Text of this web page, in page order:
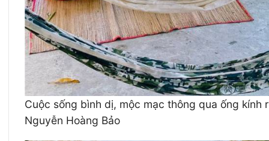
Cuộc sống bình dị, mộc mạc thông qua ống
Nguyễn Hoàng Bảo